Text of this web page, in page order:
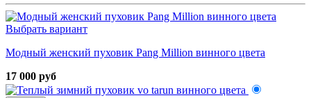
Выбрать вариант
Модный женский пуховик Pang Million винного цвета
17 000 руб